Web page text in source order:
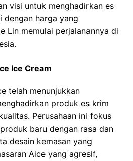
visi untuk menghadirkan es
harga yang
Lin memulai perjalanannya di
Ice Cream
telah menunjukkan
produk es krim
Perusahaan ini fokus
baru dengan rasa dan
desain kemasan yang
Aice yang agresif,